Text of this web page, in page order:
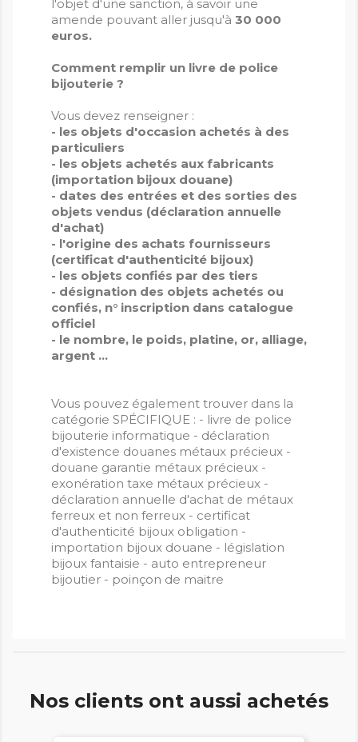
l'objet d'une sanction, à savoir une
amende pouvant aller jusqu'à 30 000
euros.
Comment remplir un livre de police
bijouterie ?
Vous devez renseigner :
- les objets d'occasion achetés à des
particuliers
- les objets achetés aux fabricants
(importation bijoux douane)
- dates des entrées et des sorties des
objets vendus (déclaration annuelle
d'achat)
- l'origine des achats fournisseurs
(certificat d'authenticité bijoux)
- les objets confiés par des tiers
- désignation des objets achetés ou
confiés, n° inscription dans catalogue
officiel
- le nombre, le poids, platine, or, alliage,
argent ...
Vous pouvez également trouver dans la
catégorie SPÉCIFIQUE : - livre de police
bijouterie informatique - déclaration
d'existence douanes métaux précieux -
douane garantie métaux précieux -
exonération taxe métaux précieux -
déclaration annuelle d'achat de métaux
ferreux et non ferreux - certificat
d'authenticité bijoux obligation -
importation bijoux douane - législation
bijoux fantaisie - auto entrepreneur
bijoutier - poinçon de maitre
Nos clients ont aussi achetés